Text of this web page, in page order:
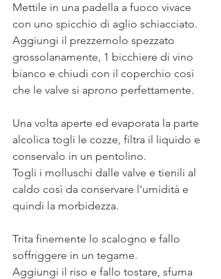
Mettile in una padella a fuoco vivace
con uno spicchio di aglio schiacciato.
Aggiungi il prezzemolo spezzato
grossolanamente, 1 bicchiere di vino
bianco e chiudi con il coperchio così
che le valve si aprono perfettamente.
Una volta aperte ed evaporata la parte
alcolica togli le cozze, filtra il liquido e
conservalo in un pentolino.
Togli i molluschi dalle valve e tienili al
caldo così da conservare l'umidità e
quindi la morbidezza.
Trita finemente lo scalogno e fallo
soffriggere in un tegame.
Aggiungi il riso e fallo tostare, sfuma